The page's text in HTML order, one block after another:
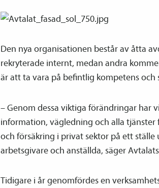
Den nya organisationen består av åtta
rekryterade internt, medan andra
är att ta vara på befintlig kompetens
– Genom dessa viktiga förändringar har
information, vägledning och alla
och försäkring i privat sektor på ett
arbetsgivare och anställda, säger
Tidigare i år genomfördes en